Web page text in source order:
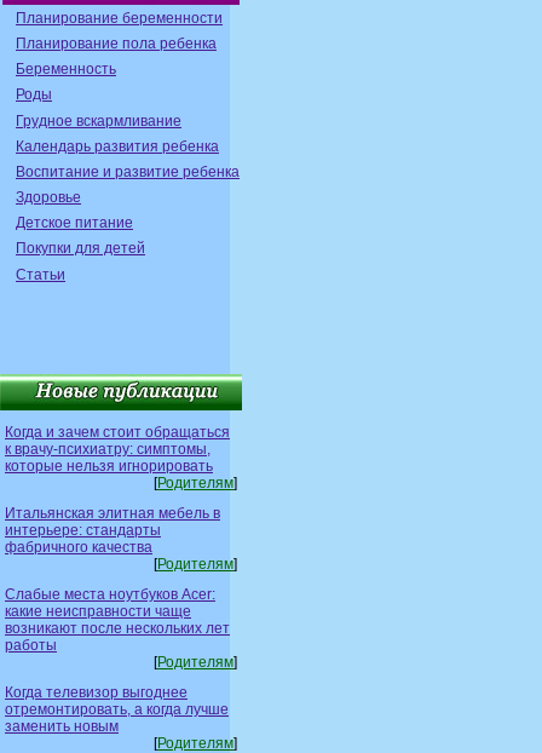
Планирование беременности
Планирование пола ребенка
Беременность
Роды
Грудное вскармливание
Календарь развития ребенка
Воспитание и развитие ребенка
Здоровье
Детское питание
Покупки для детей
Статьи
Когда и зачем стоит обращаться
к врачу-психиатру: симптомы,
которые нельзя игнорировать
[Родителям]
Итальянская элитная мебель в
интерьере: стандарты
фабричного качества
[Родителям]
Слабые места ноутбуков Acer:
какие неисправности чаще
возникают после нескольких лет
работы
[Родителям]
Когда телевизор выгоднее
отремонтировать, а когда лучше
заменить новым
[Родителям]